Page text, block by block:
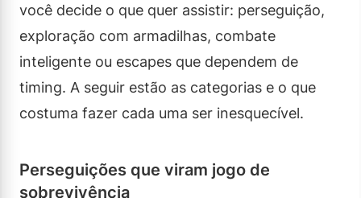
você decide o que quer assistir: perseguição,
exploração com armadilhas, combate
inteligente ou escapes que dependem de
timing. A seguir estão as categorias e o que
costuma fazer cada uma ser inesquecível.
Perseguições que viram jogo de
sobrevivência